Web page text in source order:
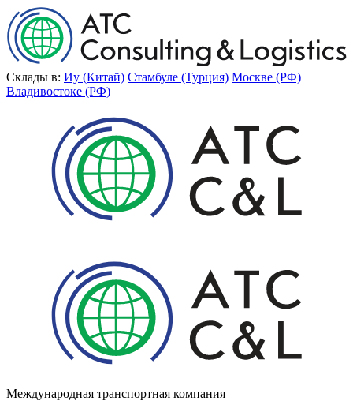
Склады в: Иу (Китай) Стамбуле (Турция) Москве (РФ)
Владивостоке (РФ)
Международная транспортная компания